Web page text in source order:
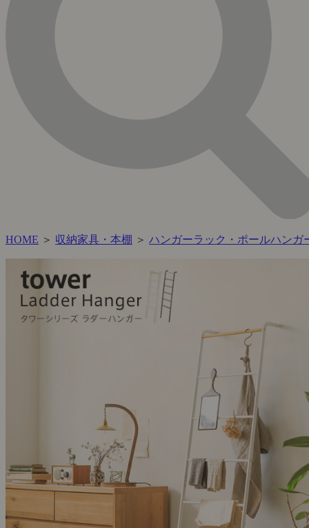
HOME ＞ 収納家具・本棚 ＞ ハンガーラック・ポールハンガ